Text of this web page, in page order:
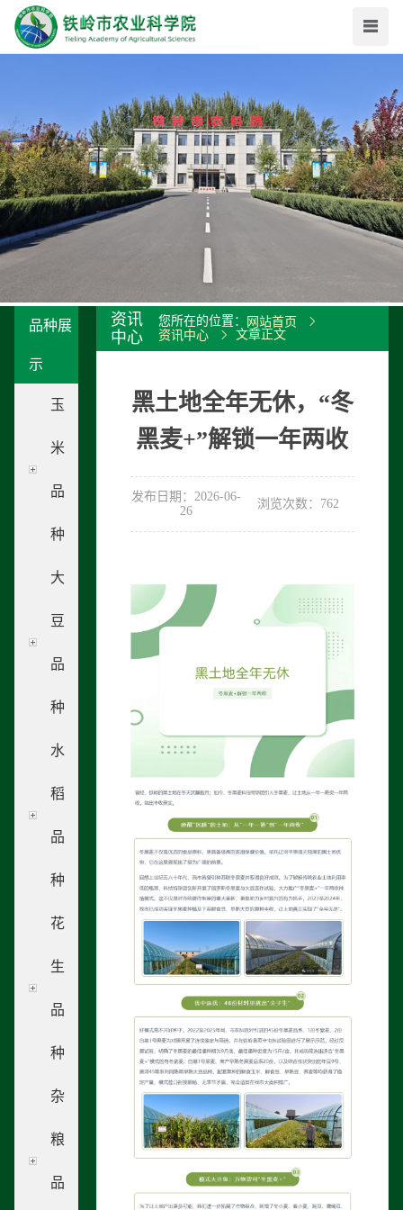
品种展
示
玉
米
品
种
大
豆
品
种
水
稻
品
种
花
生
品
种
杂
粮
品
资讯
中心
您所在的位置：
网站首页
资讯中心
文章正文
黑土地全年无休，“冬
黑麦+”解锁一年两收
发布日期：2026-06-
26
浏览次数：762